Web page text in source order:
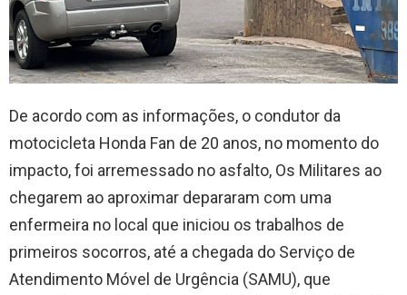
De acordo com as informações, o condutor da
motocicleta Honda Fan de 20 anos, no momento do
impacto, foi arremessado no asfalto, Os Militares ao
chegarem ao aproximar depararam com uma
enfermeira no local que iniciou os trabalhos de
primeiros socorros, até a chegada do Serviço de
Atendimento Móvel de Urgência (SAMU), que